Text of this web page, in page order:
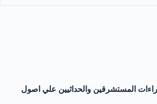
المستشرقين والحداثيين علي اصول